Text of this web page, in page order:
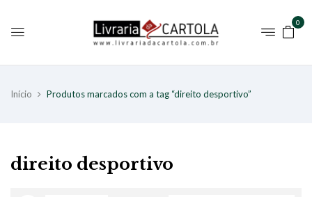
0
Início Produtos marcados com a tag “direito desportivo”
direito desportivo